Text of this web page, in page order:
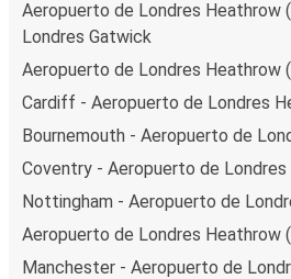
Aeropuerto de Londres Heathrow
Londres Gatwick
Aeropuerto de Londres Heathrow
Cardiff - Aeropuerto de Londres
Bournemouth - Aeropuerto de
Coventry - Aeropuerto de Londres
Nottingham - Aeropuerto de
Aeropuerto de Londres Heathrow
Manchester - Aeropuerto de